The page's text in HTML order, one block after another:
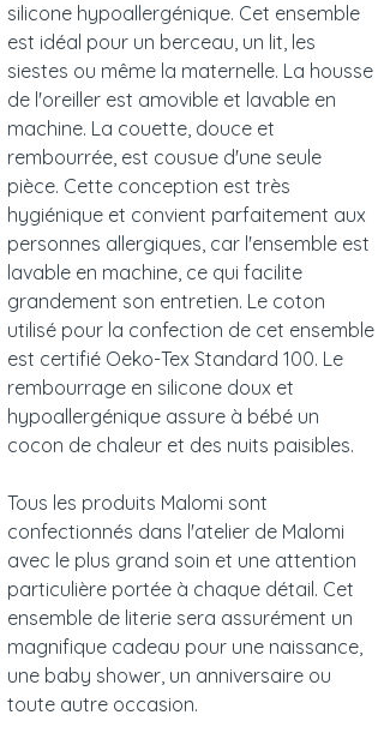
silicone hypoallergénique. Cet ensemble
est idéal pour un berceau, un lit, les
siestes ou même la maternelle. La housse
de l'oreiller est amovible et lavable en
machine. La couette, douce et
rembourrée, est cousue d'une seule
pièce. Cette conception est très
hygiénique et convient parfaitement aux
personnes allergiques, car l'ensemble est
lavable en machine, ce qui facilite
grandement son entretien. Le coton
utilisé pour la confection de cet ensemble
est certifié Oeko-Tex Standard 100. Le
rembourrage en silicone doux et
hypoallergénique assure à bébé un
cocon de chaleur et des nuits paisibles.
Tous les produits Malomi sont
confectionnés dans l'atelier de Malomi
avec le plus grand soin et une attention
particulière portée à chaque détail. Cet
ensemble de literie sera assurément un
magnifique cadeau pour une naissance,
une baby shower, un anniversaire ou
toute autre occasion.